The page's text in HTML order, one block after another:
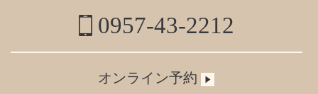
0957-43-2212
オンライン予約